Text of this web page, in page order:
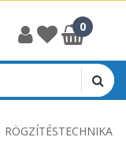
RÖGZÍTÉSTECHNIKA